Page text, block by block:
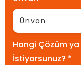
Hangi Çözüm
İstiyorsunuz? *